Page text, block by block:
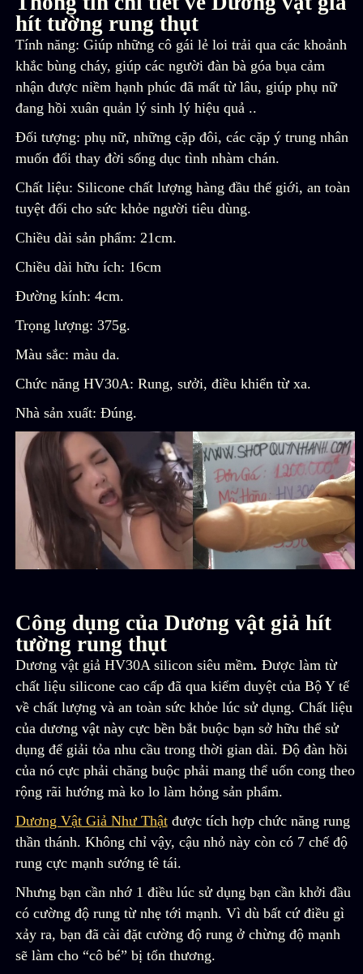
hít tường rung thụt
Tính năng: Giúp những cô gái lẻ loi trải qua các khoảnh
khắc bùng cháy, giúp các người đàn bà góa bụa cảm
nhận được niềm hạnh phúc đã mất từ ​​lâu, giúp phụ nữ
đang hồi xuân quản lý sinh lý hiệu quả ..
Đối tượng: phụ nữ, những cặp đôi, các cặp ý trung nhân
muốn đổi thay đời sống dục tình nhàm chán.
Chất liệu: Silicone chất lượng hàng đầu thế giới, an toàn
tuyệt đối cho sức khỏe người tiêu dùng.
Chiều dài sản phẩm: 21cm.
Chiều dài hữu ích: 16cm
Đường kính: 4cm.
Trọng lượng: 375g.
Màu sắc: màu da.
Chức năng HV30A: Rung, sưởi, điều khiển từ xa.
Nhà sản xuất: Đúng.
Công dụng của Dương vật giả hít
tường rung thụt
Dương vật giả HV30A silicon siêu mềm. Được làm từ
chất liệu silicone cao cấp đã qua kiểm duyệt của Bộ Y tế
về chất lượng và an toàn sức khỏe lúc sử dụng. Chất liệu
của dương vật này cực bền bắt buộc bạn sở hữu thể sử
dụng để giải tỏa nhu cầu trong thời gian dài. Độ đàn hồi
của nó cực phải chăng buộc phải mang thể uốn cong theo
rộng rãi hướng mà ko lo làm hỏng sản phẩm.
Dương Vật Giả Như Thậtđược tích hợp chức năng rung
thần thánh. Không chỉ vậy, cậu nhỏ này còn có 7 chế độ
rung cực mạnh sướng tê tái.
Nhưng bạn cần nhớ 1 điều lúc sử dụng bạn cần khởi đầu
có cường độ rung từ nhẹ tới mạnh. Vì dù bất cứ điều gì
xảy ra, bạn đã cài đặt cường độ rung ở chừng độ mạnh
sẽ làm cho “cô bé” bị tổn thương.